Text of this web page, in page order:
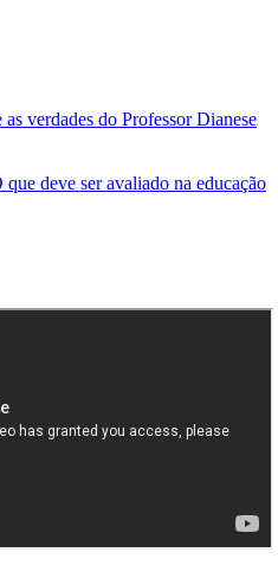
verdades do Professor Dianese
deve ser avaliado na educação